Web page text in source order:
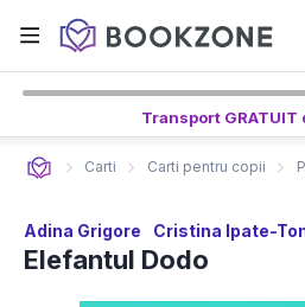
Transport GRATUIT
Carti Carti pentru copii
Adina Grigore Cristina Ipate-
Elefantul Dodo